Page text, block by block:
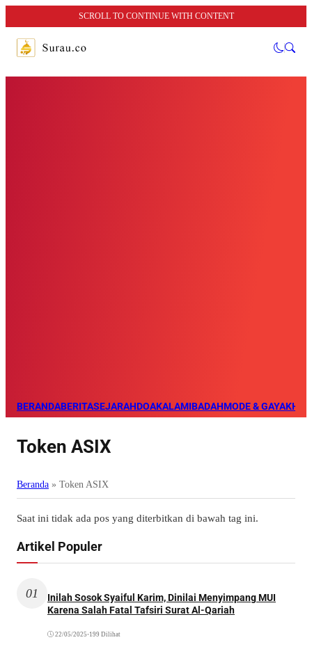
SCROLL TO CONTINUE WITH CONTENT
BERANDABERITASEJARAHDOAKALAMIBADAHMODE & GAYA
Token ASIX
Beranda » Token ASIX
Saat ini tidak ada pos yang diterbitkan di bawah tag ini.
Artikel Populer
01
Inilah Sosok Syaiful Karim, Dinilai Menyimpang MUI
Karena Salah Fatal Tafsiri Surat Al-Qariah
22/05/2025 •199 Dilihat